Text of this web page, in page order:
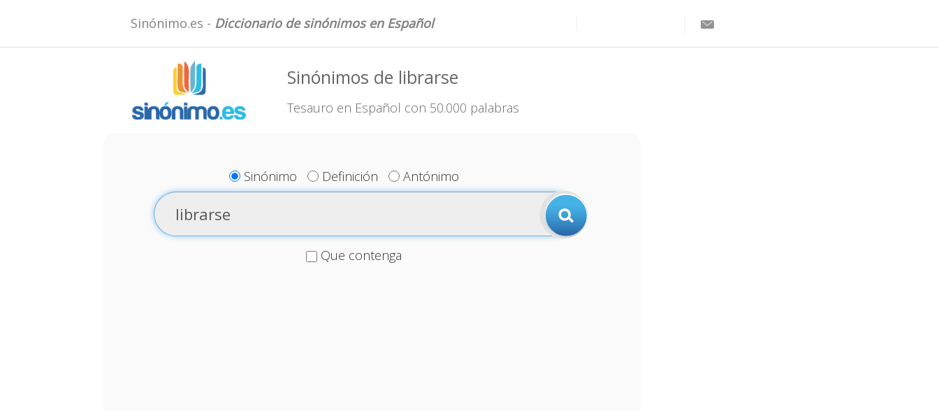
Sinónimo.es - Diccionario de sinónimos en Español
Sinónimos de librarse
Tesauro en Español con 50.000 palabras
Sinónimo Definición Antónimo
Que contenga